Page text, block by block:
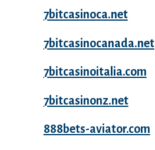
7bitcasinoca.net
7bitcasinocanada.net
7bitcasinoitalia.com
7bitcasinonz.net
888bets-aviator.com